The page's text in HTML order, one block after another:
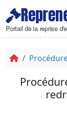
Portail de la reprise